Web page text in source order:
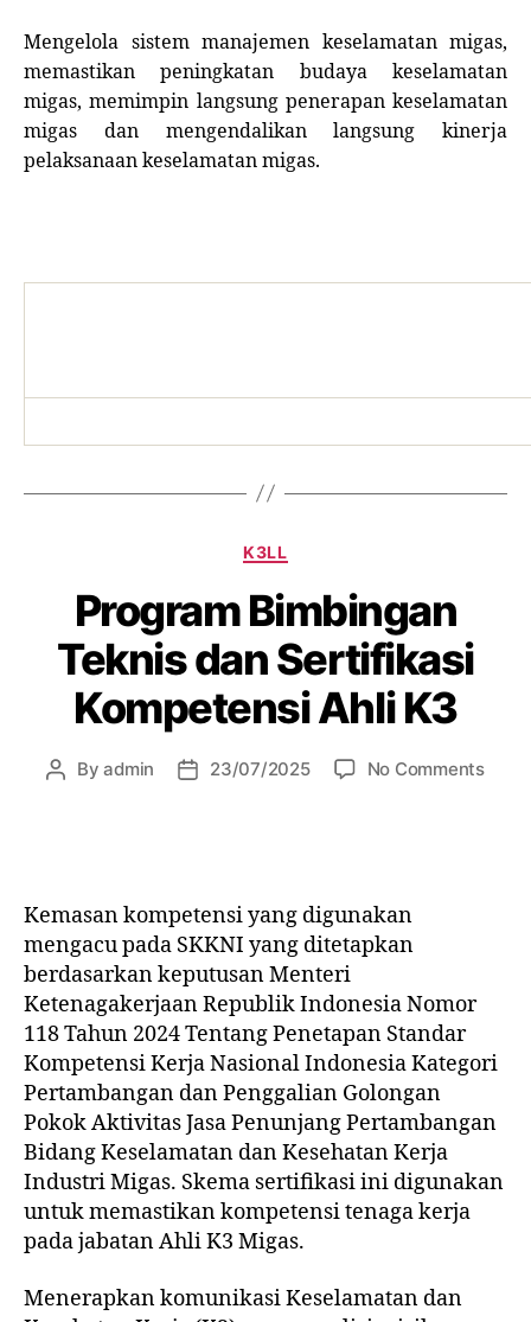
Mengelola sistem manajemen keselamatan migas,
memastikan peningkatan budaya keselamatan
migas, memimpin langsung penerapan keselamatan
migas dan mengendalikan langsung kinerja
pelaksanaan keselamatan migas.
K3LL
Program Bimbingan
Teknis dan Sertifikasi
Kompetensi Ahli K3
Byadmin 23/07/2025 No Comments
Kemasan kompetensi yang digunakan
mengacu pada SKKNI yang ditetapkan
berdasarkan keputusan Menteri
Ketenagakerjaan Republik Indonesia Nomor
118 Tahun 2024 Tentang Penetapan Standar
Kompetensi Kerja Nasional Indonesia Kategori
Pertambangan dan Penggalian Golongan
Pokok Aktivitas Jasa Penunjang Pertambangan
Bidang Keselamatan dan Kesehatan Kerja
Industri Migas. Skema sertifikasi ini digunakan
untuk memastikan kompetensi tenaga kerja
pada jabatan Ahli K3 Migas.
Menerapkan komunikasi Keselamatan dan